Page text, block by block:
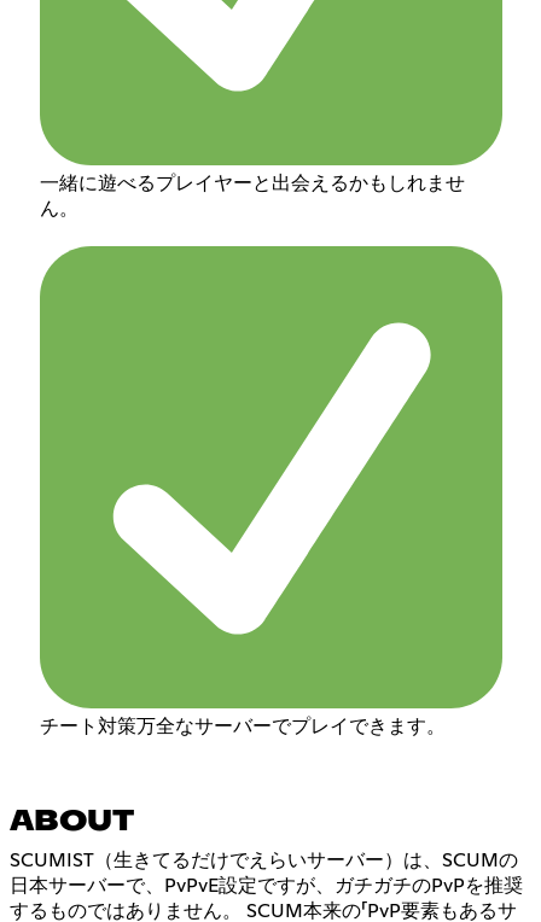
一緒に遊べるプレイヤーと出会えるかもしれませ
ん。
チート対策万全なサーバーでプレイできます。
ABOUT
SCUMIST（生きてるだけでえらいサーバー）は、SCUMの
日本サーバーで、PvPvE設定ですが、ガチガチのPvPを推奨
するものではありません。 SCUM本来の「PvP要素もあるサ